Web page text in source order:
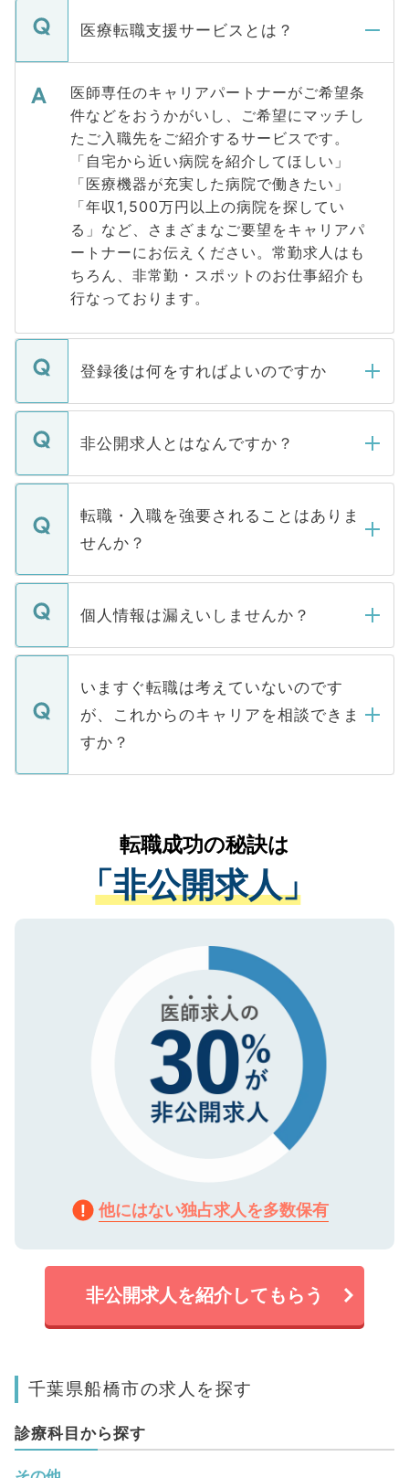
医療転職支援サービスとは？
医師専任のキャリアパートナーがご希望条
件などをおうかがいし、ご希望にマッチし
たご入職先をご紹介するサービスです。
「自宅から近い病院を紹介してほしい」
「医療機器が充実した病院で働きたい」
「年収1,500万円以上の病院を探してい
る」など、さまざまなご要望をキャリアパ
ートナーにお伝えください。常勤求人はも
ちろん、非常勤・スポットのお仕事紹介も
行なっております。
登録後は何をすればよいのですか
ご登録いただきましたら、弊社担当者がご
登録内容を確認し、その後メールもしくは
ます。通常、5営業日以内にはご連絡をせて
いただきますので、しばらくお待ちくださ
い。
非公開求人とはなんですか？
マイナビDOCTORで取り扱っている求人の
うち約3割は、Webサイトからご覧いただ
けない「非公開求人」です。非公開求人は
下記の理由によって、一般には公開してい
ません。
■応募殺到を避けるため 人気のある医療機
関を公にしてしまうと、応募が殺到する場
に、医療機関が求める条件に合った人材の
みを人材紹介会社に依頼するケースが増え
ています。
転職・入職を強要されることはありま
せんか？
転職・入職を強要することは一切ありませ
ん。また、仮に応募先から内定をいただい
定を承諾する必要はありません。内定先へ
の辞退の連絡はキャリアパートナーが行い
ますので、ご安心ください。
個人情報は漏えいしませんか？
個人情報が漏えいすることはありませんの
で、ご安心ください。当サイトからの登録
などで収集したご登録者様の個人情報は、
ご本人のキャリアアップおよび転職活動の
支援を目的に使用いたします。お預かりし
ているすべての個人データはご本人の許可
は、個人情報の取り扱いについての厳密な
管理基準を満たした事業者のみに付与され
る、プライバシーマークを取得済みです。
ご登録いただいた個人情報は、SSL（デー
で、機密保持に関してもご安心ください。
いますぐ転職は考えていないのです
が、これからのキャリアを相談できま
すか？
かがいして、現在の医療機関の状況や紹介
経験をまじえながら、適切なアドバイスを
させていただきます。すぐにご転職をされ
ない方には、長期的なサポートが可能です
ので、まずはご登録ください。
転職成功の秘訣は
「非公開求人」
他にはない独占求人を多数保有
非公開求人を紹介してもらう
千葉県船橋市の求人を探す
診療科目から探す